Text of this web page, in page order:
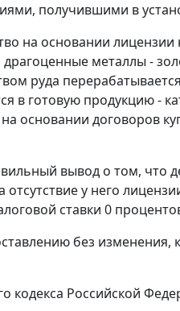
получившими в
на основании
металлы -
руда
в готовую продукцию -
основании договоров
вывод о том, что
у него
ставки 0
без изменения,
кодекса Российской